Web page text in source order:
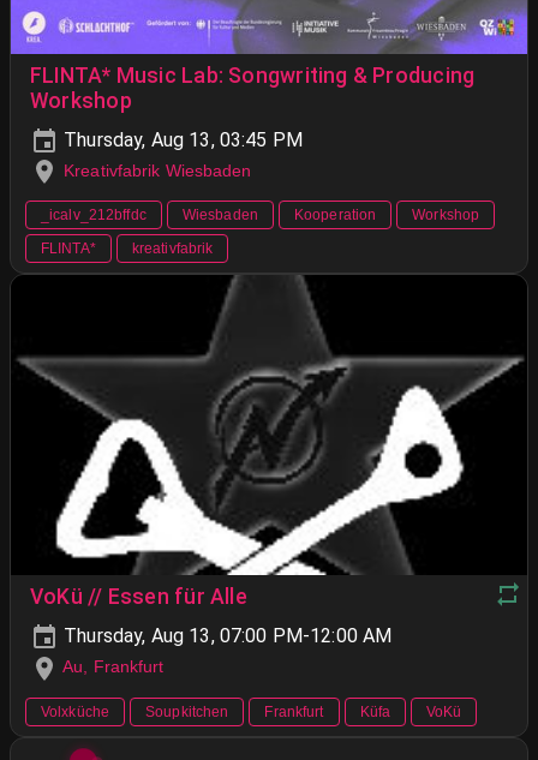
FLINTA* Music Lab: Songwriting & Producing
Workshop
Thursday, Aug 13, 03:45 PM
Kreativfabrik Wiesbaden
_icalv_212bffdc Wiesbaden Kooperation
Workshop
FLINTA*
kreativfabrik
VoKü // Essen für Alle
Thursday, Aug 13, 07:00 PM-12:00 AM
Au, Frankfurt
Volxküche Soupkitchen Frankfurt Küfa VoKü